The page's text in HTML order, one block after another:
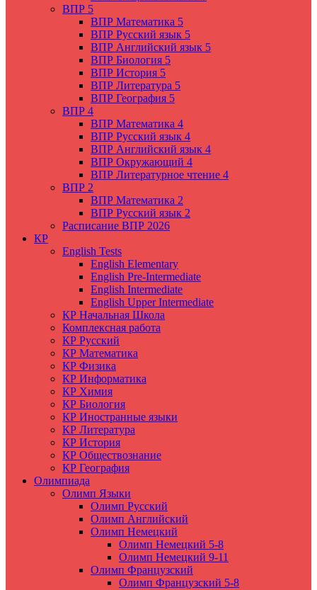
ВПР 5
ВПР Математика 5
ВПР Русский язык 5
ВПР Английский язык 5
ВПР Биология 5
ВПР История 5
ВПР Литература 5
ВПР География 5
ВПР 4
ВПР Математика 4
ВПР Русский язык 4
ВПР Английский язык 4
ВПР Окружающий 4
ВПР Литературное чтение 4
ВПР 2
ВПР Математика 2
ВПР Русский язык 2
Расписание ВПР 2026
КР
English Tests
English Elementary
English Pre-Intermediate
English Intermediate
English Upper Intermediate
КР Начальная Школа
Комплексная работа
КР Русский
КР Математика
КР Физика
КР Информатика
КР Химия
КР Биология
КР Иностранные языки
КР Литература
КР История
КР Обществознание
КР География
Олимпиада
Олимп Языки
Олимп Русский
Олимп Английский
Олимп Немецкий
Олимп Немецкий 5-8
Олимп Немецкий 9-11
Олимп Французский
Олимп Французский 5-8